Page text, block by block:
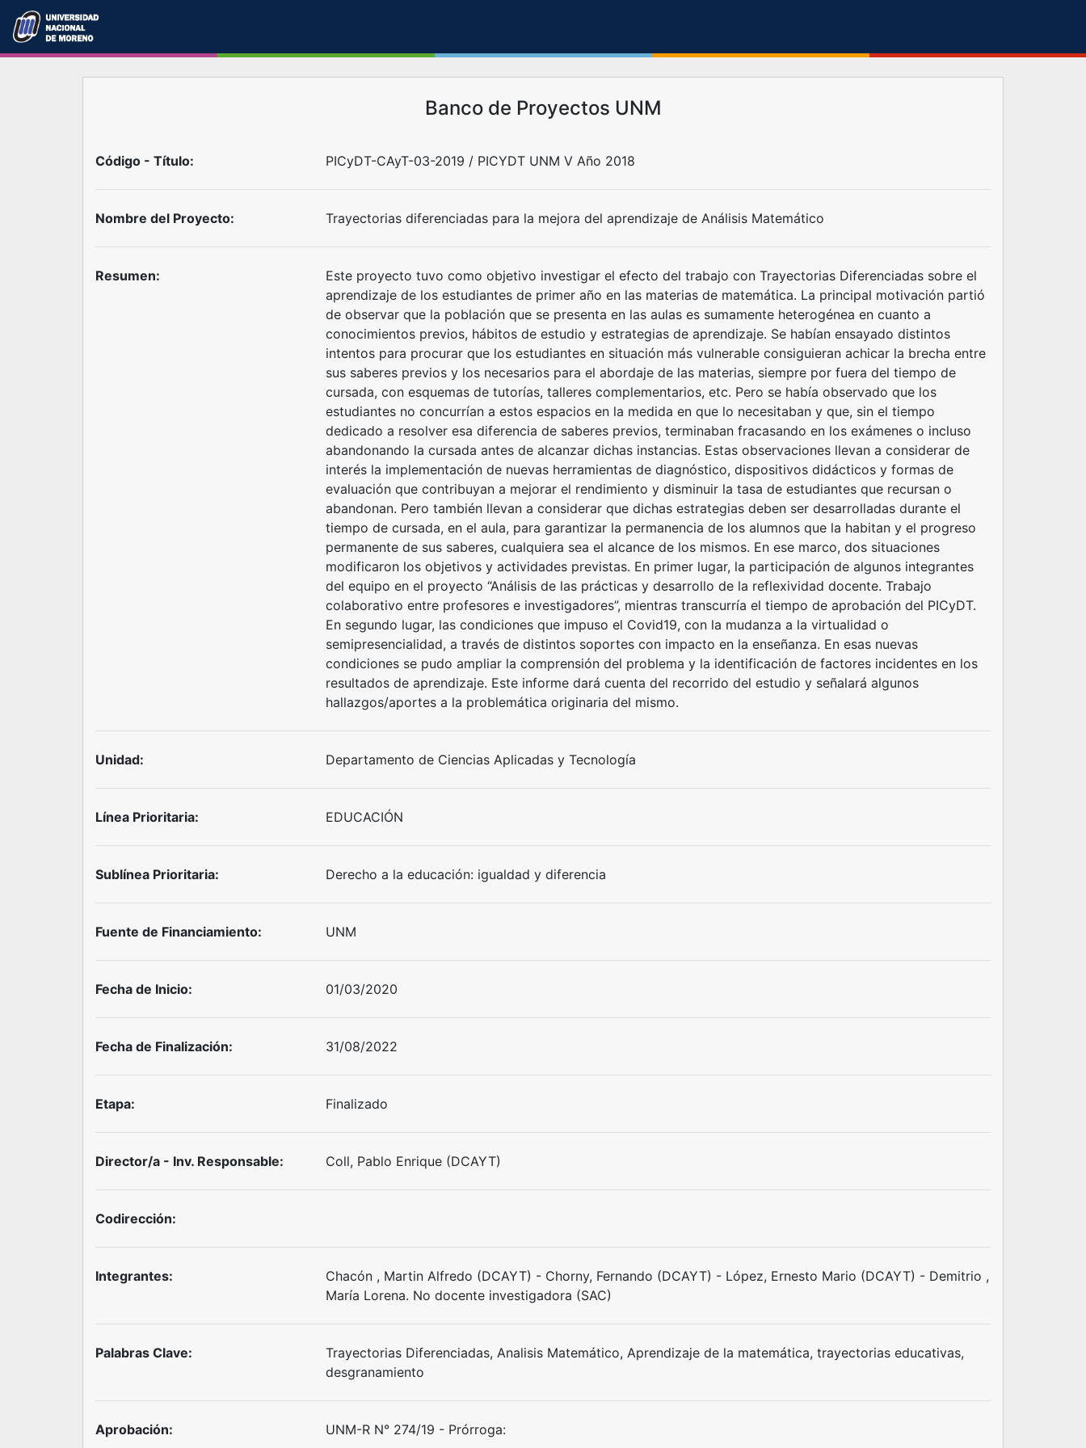
Banco de Proyectos UNM
Código - Título: PICyDT-CAyT-03-2019 / PICYDT UNM V Año 2018
Nombre del Proyecto: Trayectorias diferenciadas para la mejora del aprendizaje de Análisis Matemático
Resumen:
Este proyecto tuvo como objetivo investigar el efecto del trabajo con Trayectorias Diferenciadas sobre el
aprendizaje de los estudiantes de primer año en las materias de matemática. La principal motivación partió
de observar que la población que se presenta en las aulas es sumamente heterogénea en cuanto a
conocimientos previos, hábitos de estudio y estrategias de aprendizaje. Se habían ensayado distintos
intentos para procurar que los estudiantes en situación más vulnerable consiguieran achicar la brecha entre
sus saberes previos y los necesarios para el abordaje de las materias, siempre por fuera del tiempo de
cursada, con esquemas de tutorías, talleres complementarios, etc. Pero se había observado que los
estudiantes no concurrían a estos espacios en la medida en que lo necesitaban y que, sin el tiempo
dedicado a resolver esa diferencia de saberes previos, terminaban fracasando en los exámenes o incluso
abandonando la cursada antes de alcanzar dichas instancias. Estas observaciones llevan a considerar de
interés la implementación de nuevas herramientas de diagnóstico, dispositivos didácticos y formas de
evaluación que contribuyan a mejorar el rendimiento y disminuir la tasa de estudiantes que recursan o
abandonan. Pero también llevan a considerar que dichas estrategias deben ser desarrolladas durante el
tiempo de cursada, en el aula, para garantizar la permanencia de los alumnos que la habitan y el progreso
permanente de sus saberes, cualquiera sea el alcance de los mismos. En ese marco, dos situaciones
modificaron los objetivos y actividades previstas. En primer lugar, la participación de algunos integrantes
del equipo en el proyecto “Análisis de las prácticas y desarrollo de la reflexividad docente. Trabajo
colaborativo entre profesores e investigadores”, mientras transcurría el tiempo de aprobación del PICyDT.
En segundo lugar, las condiciones que impuso el Covid19, con la mudanza a la virtualidad o
semipresencialidad, a través de distintos soportes con impacto en la enseñanza. En esas nuevas
condiciones se pudo ampliar la comprensión del problema y la identificación de factores incidentes en los
resultados de aprendizaje. Este informe dará cuenta del recorrido del estudio y señalará algunos
hallazgos/aportes a la problemática originaria del mismo.
Unidad: Departamento de Ciencias Aplicadas y Tecnología
Línea Prioritaria: EDUCACIÓN
Sublínea Prioritaria: Derecho a la educación: igualdad y diferencia
Fuente de Financiamiento: UNM
Fecha de Inicio: 01/03/2020
Fecha de Finalización: 31/08/2022
Etapa: Finalizado
Director/a - Inv. Responsable: Coll, Pablo Enrique (DCAYT)
Codirección:
Integrantes:
Chacón , Martin Alfredo (DCAYT) - Chorny, Fernando (DCAYT) - López, Ernesto Mario (DCAYT) - Demitrio ,
María Lorena. No docente investigadora (SAC)
Palabras Clave:
Trayectorias Diferenciadas, Analisis Matemático, Aprendizaje de la matemática, trayectorias educativas,
desgranamiento
Aprobación: UNM-R N° 274/19 - Prórroga: